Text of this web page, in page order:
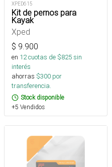
XPED615
Kit de pernos para
Kayak
Xped
$ 9.900
en 12cuotas de $825sin
interés
ahorras $300 por
transferencia.
Stock disponible
+5 Vendidos